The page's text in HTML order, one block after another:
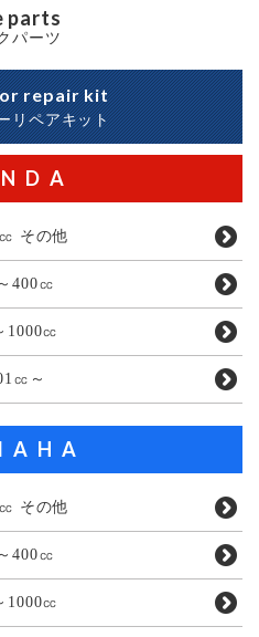
parts
パーツ
repair kit
リペアキット
その他
400㏄
1000㏄
㏄～
その他
400㏄
1000㏄